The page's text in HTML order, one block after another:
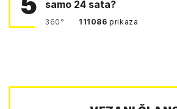
samo 24 sata?
360° 111086prikaza